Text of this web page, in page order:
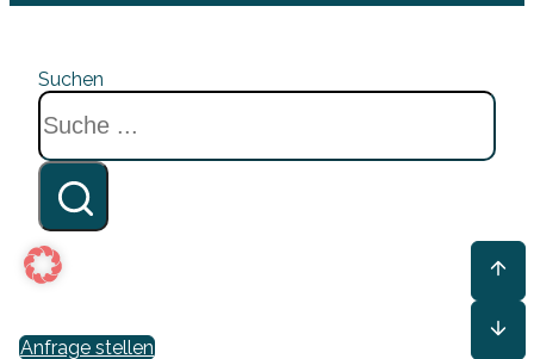
Anfrage stellen
Suchen